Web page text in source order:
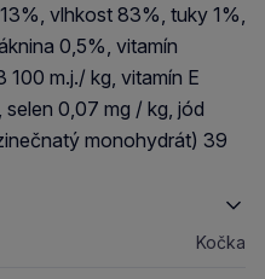
vlhkost 83%, tuky 1%,
0,5%, vitamín
100 m.j./ kg, vitamín E
0,07 mg / kg, jód
monohydrát) 39
Kočka